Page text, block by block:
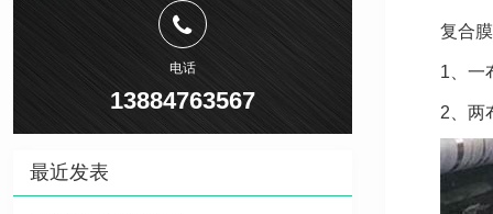
复合
1、一
2、两
电话
13884763567
最近发表